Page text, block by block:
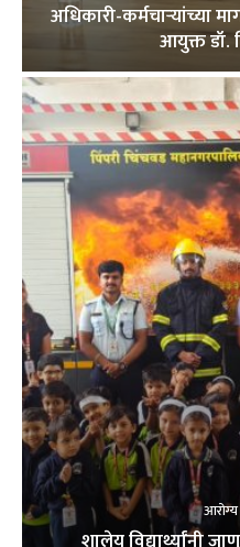
अधिकारी-कर्मचाऱ्यांच्या
आयुक्त डॉ.